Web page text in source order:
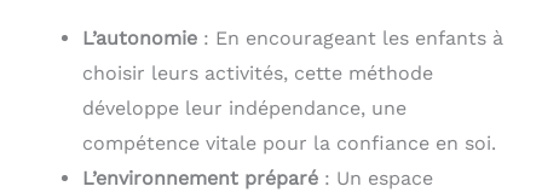
L’autonomie : En encourageant les enfants à
choisir leurs activités, cette méthode
développe leur indépendance, une
compétence vitale pour la confiance en soi.
L’environnement préparé : Un espace